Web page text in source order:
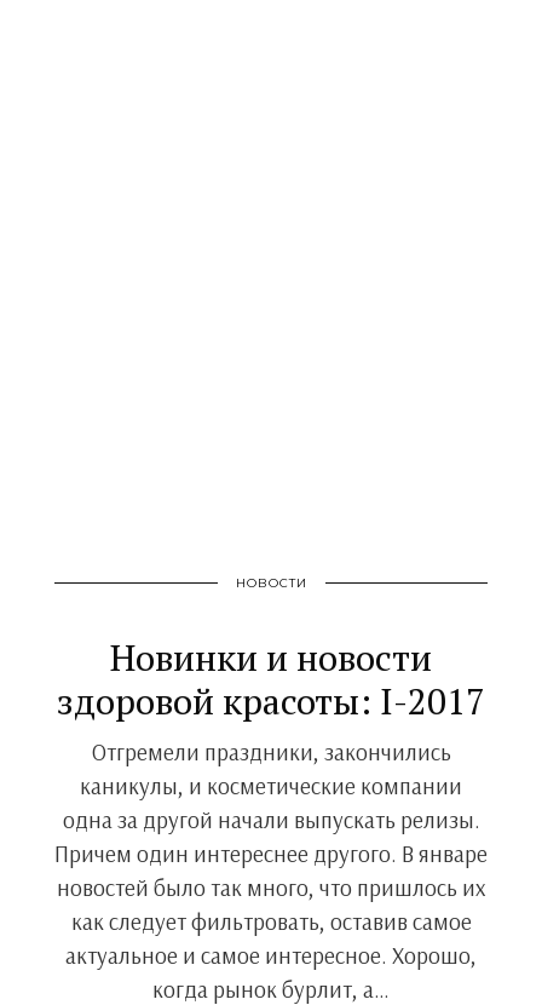
НОВОСТИ
Новинки и новости
здоровой красоты: I-2017
Отгремели праздники, закончились
каникулы, и косметические компании
одна за другой начали выпускать релизы.
Причем один интереснее другого. В январе
новостей было так много, что пришлось их
как следует фильтровать, оставив самое
актуальное и самое интересное. Хорошо,
когда рынок бурлит, а…